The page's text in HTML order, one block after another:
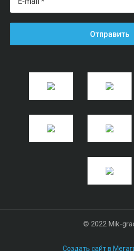
Отправить
© 2022 Mik-
Создать сайтв